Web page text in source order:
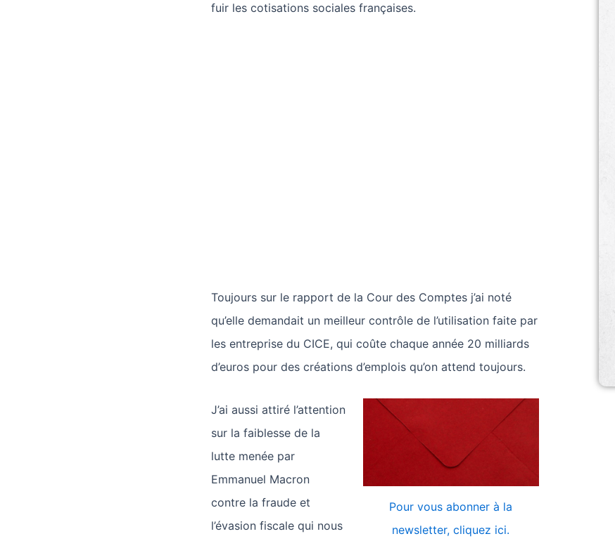
fuir les cotisations sociales françaises.
Toujours sur le rapport de la Cour des Comptes j’ai noté
qu’elle demandait un meilleur contrôle de l’utilisation faite par
les entreprise du CICE, qui coûte chaque année 20 milliards
d’euros pour des créations d’emplois qu’on attend toujours.
Pour vous abonner à la
newsletter, cliquez ici.
J’ai aussi attiré l’attention
sur la faiblesse de la
lutte menée par
Emmanuel Macron
contre la fraude et
l’évasion fiscale qui nous